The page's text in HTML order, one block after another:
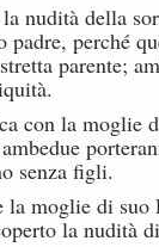
nudità della
padre, perché
parente;
con la moglie
senza figli.
la moglie di suo
la nudità